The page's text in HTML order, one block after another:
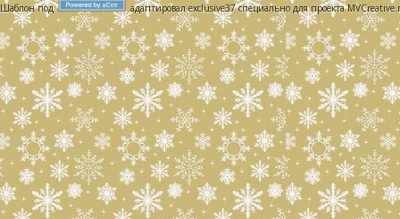
Шаблон под адаптировал exclusive37 специально для проекта